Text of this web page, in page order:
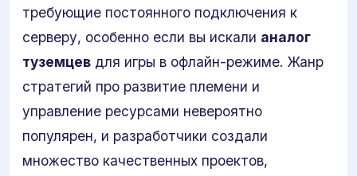
требующие постоянного подключения к
серверу, особенно если вы искали аналог
туземцев для игры в офлайн-режиме. Жанр
стратегий про развитие племени и
управление ресурсами невероятно
популярен, и разработчики создали
множество качественных проектов,